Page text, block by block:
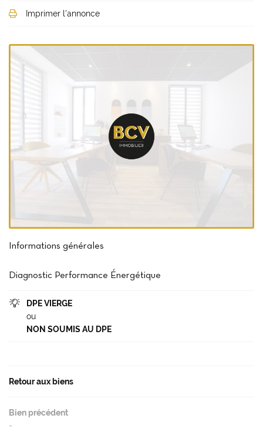
Accueil
Vendre
Actu'
Contact
Imprimer l'annonce
Informations générales
Diagnostic Performance Énergétique

DPE VIERGE
ou
NON SOUMIS AU DPE
Retour aux biens
Bien précédent
-